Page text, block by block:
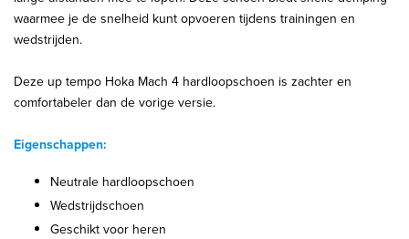
waarmee je de snelheid kunt opvoeren tijdens trainingen en
wedstrijden.
Deze up tempo Hoka Mach 4 hardloopschoen is zachter en
comfortabeler dan de vorige versie.
Eigenschappen:
Neutrale hardloopschoen
Wedstrijdschoen
Geschikt voor heren